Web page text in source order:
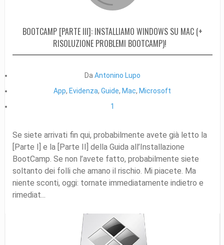
BOOTCAMP [PARTE III]: INSTALLIAMO WINDOWS SU MAC (+
RISOLUZIONE PROBLEMI BOOTCAMP)!
DaAntonino Lupo
App, Evidenza,Guide, Mac, Microsoft
1
Se siete arrivati fin qui, probabilmente avete già letto la
[Parte I] e la [Parte II] della Guida all’Installazione
BootCamp. Se non l’avete fatto, probabilmente siete
soltanto dei folli che amano il rischio. Mi piacete. Ma
niente sconti, oggi: tornate immediatamente indietro e
rimediat...